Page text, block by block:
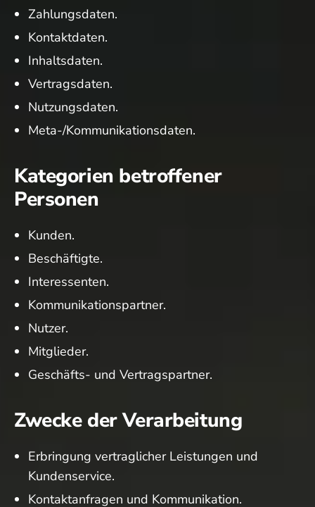
Zahlungsdaten.
Kontaktdaten.
Inhaltsdaten.
Vertragsdaten.
Nutzungsdaten.
Meta-/Kommunikationsdaten.
Kategorien betroffener
Personen
Kunden.
Beschäftigte.
Interessenten.
Kommunikationspartner.
Nutzer.
Mitglieder.
Geschäfts- und Vertragspartner.
Zwecke der Verarbeitung
Erbringung vertraglicher Leistungen und
Kundenservice.
Kontaktanfragen und Kommunikation.